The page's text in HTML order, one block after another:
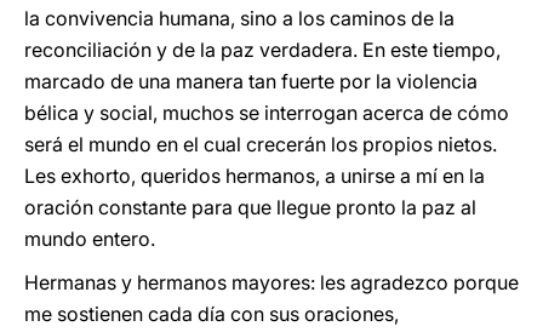
la convivencia humana, sino a los caminos de la
reconciliación y de la paz verdadera. En este tiempo,
marcado de una manera tan fuerte por la violencia
bélica y social, muchos se interrogan acerca de cómo
será el mundo en el cual crecerán los propios nietos.
Les exhorto, queridos hermanos, a unirse a mí en la
oración constante para que llegue pronto la paz al
mundo entero.
Hermanas y hermanos mayores: les agradezco porque
me sostienen cada día con sus oraciones,